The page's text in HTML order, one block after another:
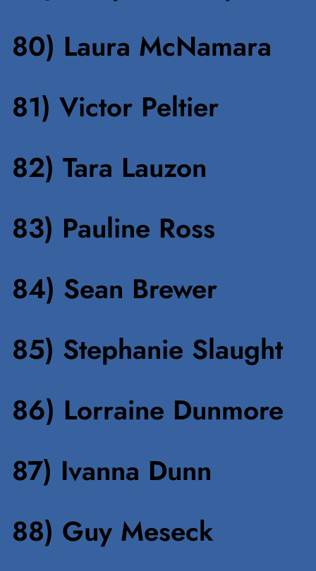
80) Laura McNamara
81) Victor Peltier
82) Tara Lauzon
83) Pauline Ross
84) Sean Brewer
85) Stephanie Slaught
86) Lorraine Dunmore
87) Ivanna Dunn
88) Guy Meseck